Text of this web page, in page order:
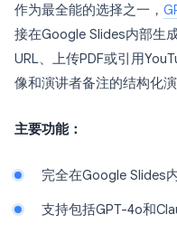
作为最全能的选择之一，
接在Google Slides内部生
URL、上传PDF或引用
像和演讲者备注的结构化演
主要功能：
完全在Google Slides
支持包括GPT-4o和